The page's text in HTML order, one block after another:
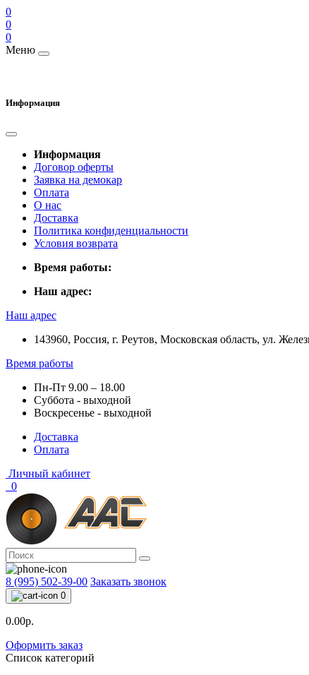
0
0
0
Меню
Информация
Информация
Договор оферты
Заявка на демокар
Оплата
О нас
Доставка
Политика конфиденциальности
Условия возврата
Время работы:
Наш адрес:
Наш адрес
143960, Россия, г. Реутов, Московская область, ул.
Время работы
Пн-Пт 9.00 – 18.00
Суббота - выходной
Воскресенье - выходной
Доставка
Оплата
Личный кабинет
0
8 (995) 502-39-00 Заказать звонок
0
0.00р.
Оформить заказ
Список категорий